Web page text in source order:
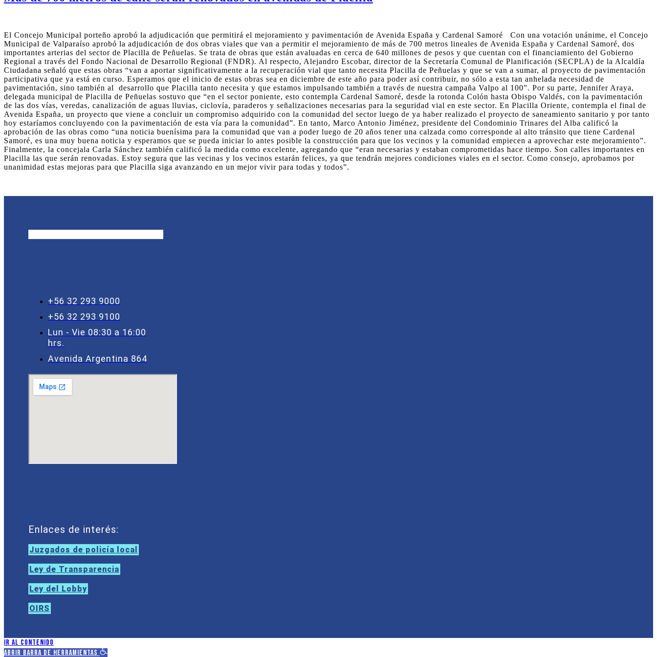
El Concejo Municipal porteño aprobó la adjudicación que permitirá el mejoramiento y pavimentación de Avenida España y Cardenal Samoré Con una votación unánime, el Concejo
Municipal de Valparaíso aprobó la adjudicación de dos obras viales que van a permitir el mejoramiento de más de 700 metros lineales de Avenida España y Cardenal Samoré, dos
importantes arterias del sector de Placilla de Peñuelas. Se trata de obras que están avaluadas en cerca de 640 millones de pesos y que cuentan con el financiamiento del Gobierno
Regional a través del Fondo Nacional de Desarrollo Regional (FNDR). Al respecto, Alejandro Escobar, director de la Secretaría Comunal de Planificación (SECPLA) de la Alcaldía
Ciudadana señaló que estas obras “van a aportar significativamente a la recuperación vial que tanto necesita Placilla de Peñuelas y que se van a sumar, al proyecto de pavimentación
participativa que ya está en curso. Esperamos que el inicio de estas obras sea en diciembre de este año para poder así contribuir, no sólo a esta tan anhelada necesidad de
pavimentación, sino también al desarrollo que Placilla tanto necesita y que estamos impulsando también a través de nuestra campaña Valpo al 100”. Por su parte, Jennifer Araya,
delegada municipal de Placilla de Peñuelas sostuvo que “en el sector poniente, esto contempla Cardenal Samoré, desde la rotonda Colón hasta Obispo Valdés, con la pavimentación
de las dos vías, veredas, canalización de aguas lluvias, ciclovía, paraderos y señalizaciones necesarias para la seguridad vial en este sector. En Placilla Oriente, contempla el final de
Avenida España, un proyecto que viene a concluir un compromiso adquirido con la comunidad del sector luego de ya haber realizado el proyecto de saneamiento sanitario y por tanto
hoy estaríamos concluyendo con la pavimentación de esta vía para la comunidad”. En tanto, Marco Antonio Jiménez, presidente del Condominio Trinares del Alba calificó la
aprobación de las obras como “una noticia buenísima para la comunidad que van a poder luego de 20 años tener una calzada como corresponde al alto tránsito que tiene Cardenal
Samoré, es una muy buena noticia y esperamos que se pueda iniciar lo antes posible la construcción para que los vecinos y la comunidad empiecen a aprovechar este mejoramiento”.
Finalmente, la concejala Carla Sánchez también calificó la medida como excelente, agregando que “eran necesarias y estaban comprometidas hace tiempo. Son calles importantes en
Placilla las que serán renovadas. Estoy segura que las vecinas y los vecinos estarán felices, ya que tendrán mejores condiciones viales en el sector. Como consejo, aprobamos por
unanimidad estas mejoras para que Placilla siga avanzando en un mejor vivir para todas y todos”.
+56 32 293 9000
+56 32 293 9100
Lun - Vie 08:30 a 16:00
hrs.
Avenida Argentina 864
Enlaces de interés:
Juzgados de policía local
Ley de Transparencia
Ley del Lobby
OIRS
Ir al contenido
Abrir barra de herramientas